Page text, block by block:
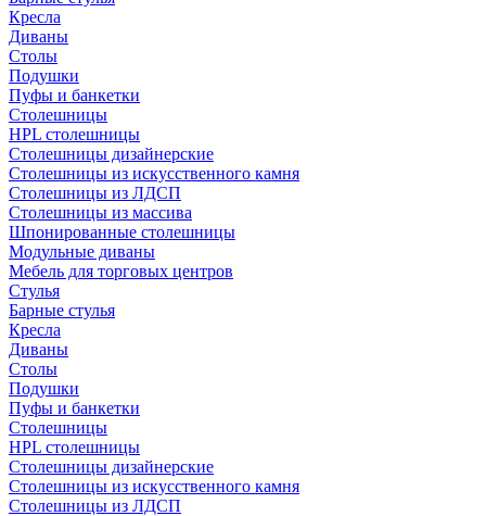
Кресла
Диваны
Столы
Подушки
Пуфы и банкетки
Столешницы
HPL столешницы
Столешницы дизайнерские
Столешницы из искусственного камня
Столешницы из ЛДСП
Столешницы из массива
Шпонированные столешницы
Модульные диваны
Мебель для торговых центров
Стулья
Барные стулья
Кресла
Диваны
Столы
Подушки
Пуфы и банкетки
Столешницы
HPL столешницы
Столешницы дизайнерские
Столешницы из искусственного камня
Столешницы из ЛДСП